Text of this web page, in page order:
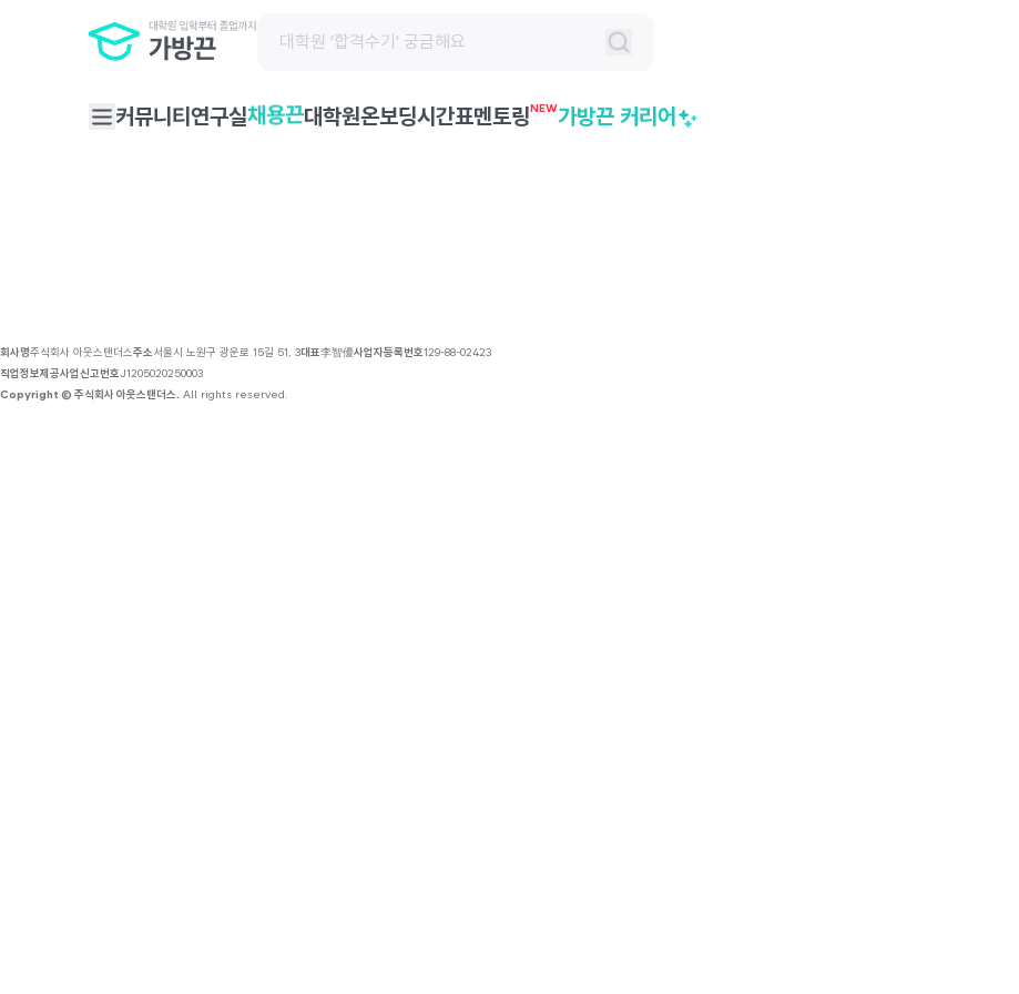
커뮤니티 연구실채용끈대학원온보딩시간표멘토링NEW가방끈 커리어
회사명주식회사 아웃스탠더스주소서울시 노원구 광운로 15길 51, 3대표李智優사업자등록번호129-88-02423
직업정보제공사업신고번호J1205020250003
Copyright © 주식회사 아웃스탠더스. All rights reserved.